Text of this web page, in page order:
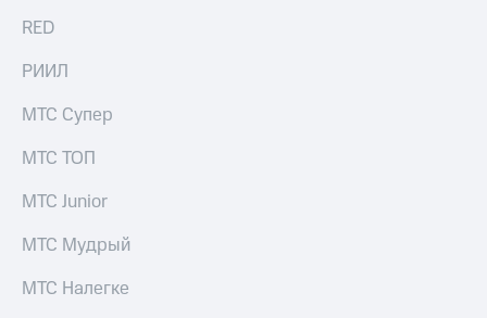
RED
РИИЛ
МТС Супер
МТС ТОП
МТС Junior
МТС Мудрый
МТС Налегке